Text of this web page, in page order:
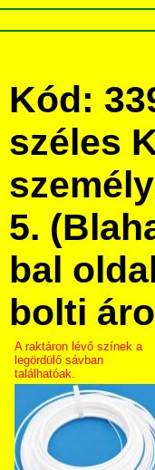
Kód:
széles
5.
bal
bolti
A raktáron lévő színek a
legördülő sávban
találhatóak.